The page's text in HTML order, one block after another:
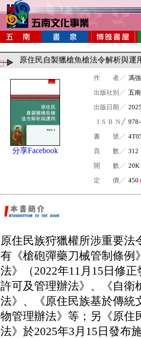
原住民自製獵槍魚槍法令解析與運
分享Facebook
作 者╱ 馮
出版社別╱ 五南
出版日期╱
I S B N ╱
書 號╱
頁 數╱ 312
開 數╱ 20K
定 價╱ 450
原住民族狩獵權所涉重要
有《槍砲彈藥刀械管制條例
法》（2022年11月15日修
許可及管理辦法》、《自衛
法》、《原住民族基於傳統
物管理辦法》等；另《原住
法》於2025年3月15日發布